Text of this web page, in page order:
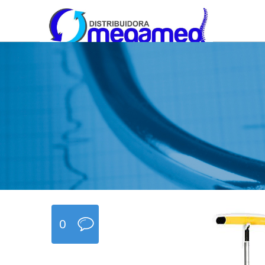
OmegaMed Sureste
OmegaMed Sureste
0